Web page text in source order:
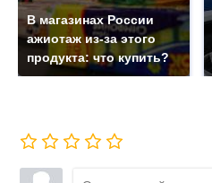
В магазинах России
ажиотаж из-за этого
продукта: что купить?